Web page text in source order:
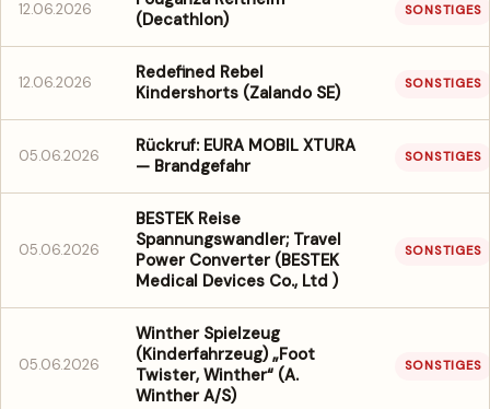
12.06.2026
(Decathlon)
SONSTIGES
12.06.2026
Redefined Rebel
Kindershorts (Zalando SE)
SONSTIGES
05.06.2026
Rückruf: EURA MOBIL XTURA
— Brandgefahr
SONSTIGES
05.06.2026
BESTEK Reise
Spannungswandler; Travel
Power Converter (BESTEK
Medical Devices Co., Ltd )
SONSTIGES
05.06.2026
Winther Spielzeug
(Kinderfahrzeug) „Foot
Twister, Winther“ (A.
Winther A/S)
SONSTIGES